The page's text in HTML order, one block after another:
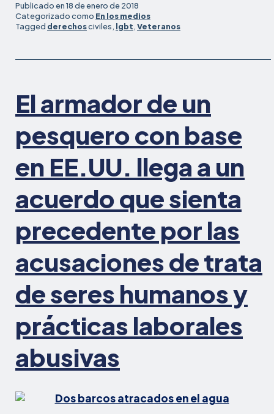
Publicado en18 de enero de 2018
Categorizado como En los medios
Tagged derechosciviles, lgbt,Veteranos
El armador de un
pesquero con base
en EE.UU. llega a un
acuerdo que sienta
precedente por las
acusaciones de trata
de seres humanos y
prácticas laborales
abusivas